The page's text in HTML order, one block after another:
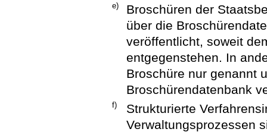
e)
Broschüren der
über die
veröffentlicht, soweit
entgegenstehen. In
Broschüre nur genannt
Broschürendatenbank
f)
Strukturierte
Verwaltungsprozessen